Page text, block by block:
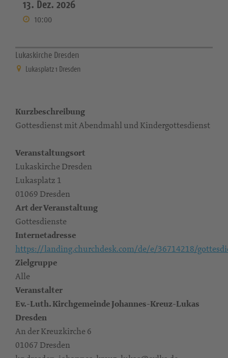
13. Dez. 2026
10:00
Lukaskirche Dresden
Lukasplatz 1 Dresden
Kurzbeschreibung
Gottesdienst mit Abendmahl und Kindergottesdienst
Veranstaltungsort
Lukaskirche Dresden
Lukasplatz 1
01069 Dresden
Art der Veranstaltung
Gottesdienste
Internetadresse
https://landing.churchdesk.com/de/e/36714218/
Zielgruppe
Alle
Veranstalter
Ev.-Luth. Kirchgemeinde Johannes-Kreuz-Lukas
Dresden
An der Kreuzkirche 6
01067 Dresden